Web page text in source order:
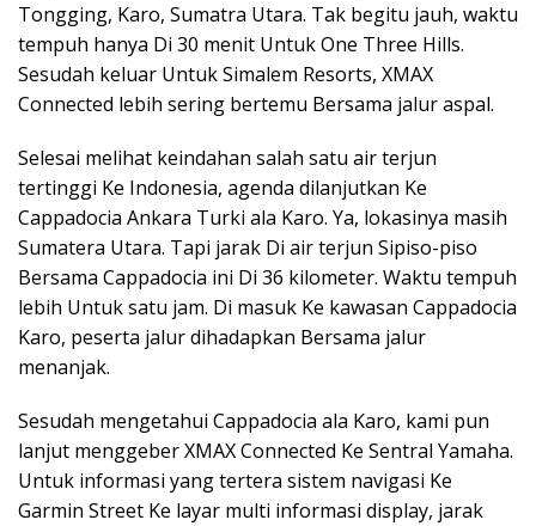
Tongging, Karo, Sumatra Utara. Tak begitu jauh, waktu
tempuh hanya Di 30 menit Untuk One Three Hills.
Sesudah keluar Untuk Simalem Resorts, XMAX
Connected lebih sering bertemu Bersama jalur aspal.
Selesai melihat keindahan salah satu air terjun
tertinggi Ke Indonesia, agenda dilanjutkan Ke
Cappadocia Ankara Turki ala Karo. Ya, lokasinya masih
Sumatera Utara. Tapi jarak Di air terjun Sipiso-piso
Bersama Cappadocia ini Di 36 kilometer. Waktu tempuh
lebih Untuk satu jam. Di masuk Ke kawasan Cappadocia
Karo, peserta jalur dihadapkan Bersama jalur
menanjak.
Sesudah mengetahui Cappadocia ala Karo, kami pun
lanjut menggeber XMAX Connected Ke Sentral Yamaha.
Untuk informasi yang tertera sistem navigasi Ke
Garmin Street Ke layar multi informasi display, jarak